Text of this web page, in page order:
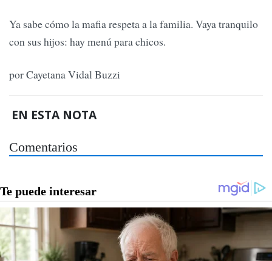
Ya sabe cómo la mafia respeta a la familia. Vaya tranquilo
con sus hijos: hay menú para chicos.
por Cayetana Vidal Buzzi
EN ESTA NOTA
Comentarios